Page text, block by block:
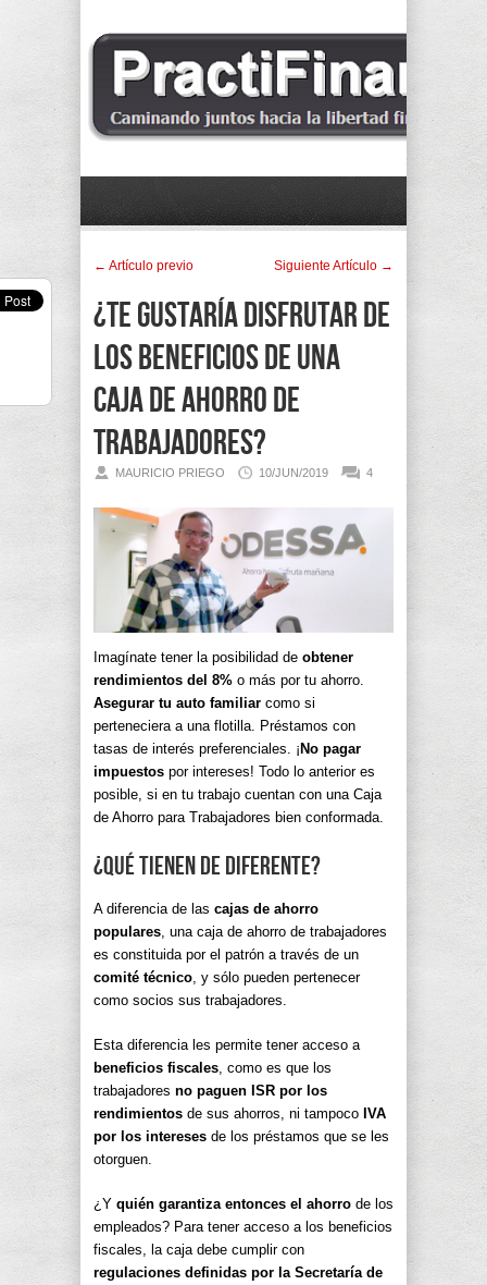
← Artí­culo previo Siguiente Artí­culo →
¿Te gustaría disfrutar de
los beneficios de una
Caja de Ahorro de
Trabajadores?
MAURICIO PRIEGO 10/JUN/2019 4
Imagínate tener la posibilidad de obtener
rendimientos del 8% o más por tu ahorro.
Asegurar tu auto familiar como si
perteneciera a una flotilla. Préstamos con
tasas de interés preferenciales. ¡ No pagar
impuestos por intereses! Todo lo anterior es
posible, si en tu trabajo cuentan con una Caja
de Ahorro para Trabajadores bien conformada.
¿Qué tienen de diferente?
A diferencia de las cajas de ahorro
populares , una caja de ahorro de trabajadores
es constituida por el patrón a través de un
comité técnico , y sólo pueden pertenecer
como socios sus trabajadores.
Esta diferencia les permite tener acceso a
beneficios fiscales , como es que los
trabajadores no paguen ISR por los
rendimientos de sus ahorros, ni tampoco IVA
por los intereses de los préstamos que se les
otorguen.
¿Y quién garantiza entonces el ahorro de los
empleados? Para tener acceso a los beneficios
fiscales, la caja debe cumplir con
regulaciones definidas por la Secretaría de